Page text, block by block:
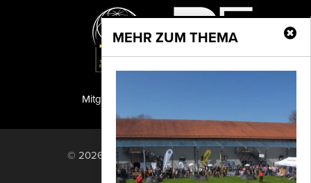
MEHR ZUM THEMA
Mitglied der TIPA
© 2026 PF Publishing GmbH. All rights
reserved.